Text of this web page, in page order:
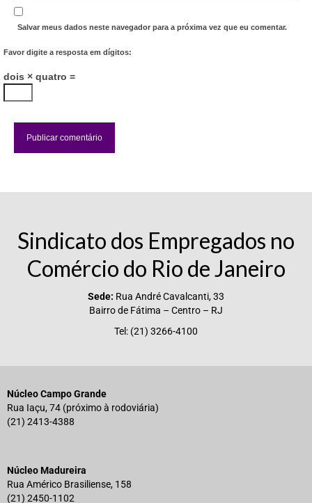
FIQUE POR DENTRO
Publicações
Editais
Links Úteis
Perguntas frequentes
Seja um conveniado
PESQUISA 6×1
Salvar meus dados neste navegador para a próxima vez que eu comentar.
Favor digite a resposta em dígitos:
dois × quatro =
Sindicato dos Empregados no
Comércio do Rio de Janeiro
Sede: Rua André Cavalcanti, 33
Bairro de Fátima – Centro – RJ
Tel: (21) 3266-4100
Núcleo Campo Grande
Rua Iaçu, 74 (próximo à rodoviária)
(21) 2413-4388
Núcleo Madureira
Rua Américo Brasiliense, 158
(21) 2450-1102